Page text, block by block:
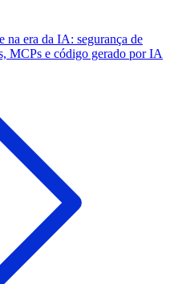
na era da IA: segurança de
MCPs e código gerado por IA